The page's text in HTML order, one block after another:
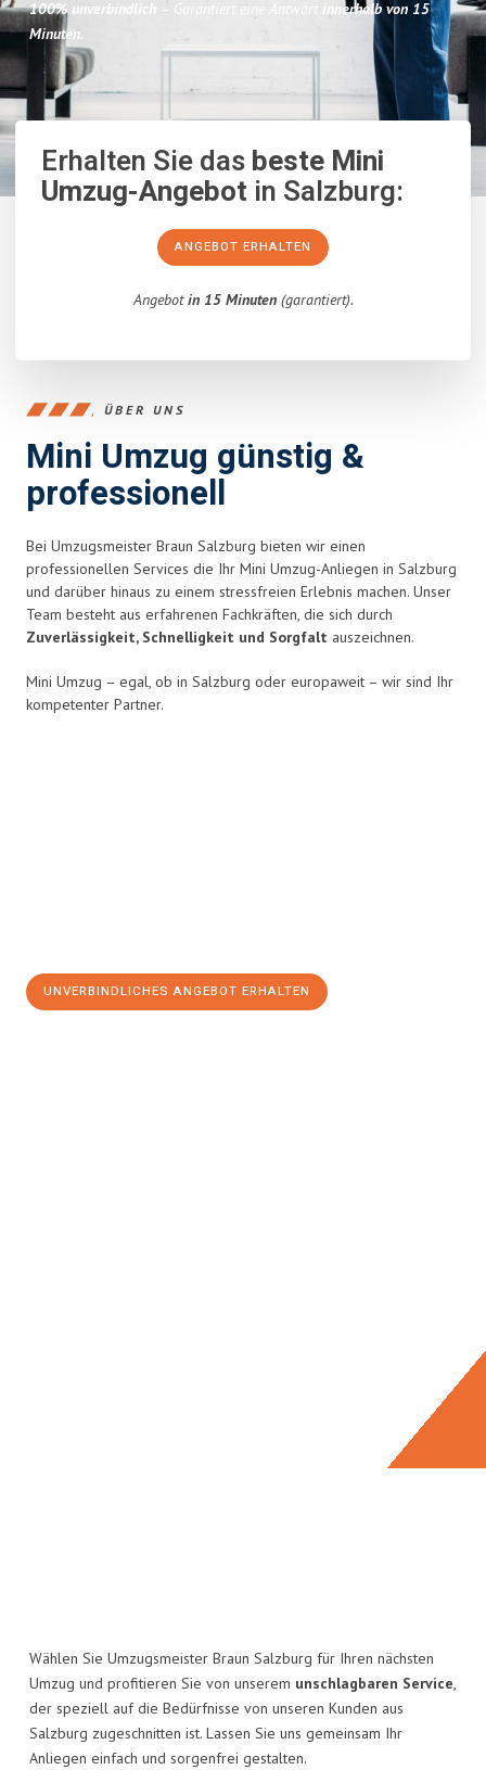
100% unverbindlich – Garantiert eine Antwort innerhalb von 15
Minuten.
Erhalten Sie dasbeste Mini
Umzug-Angebot in Salzburg:
ANGEBOT ERHALTEN
Angebotin 15 Minuten(garantiert).
ÜBER UNS
Mini Umzug günstig &
professionell
Bei Umzugsmeister Braun Salzburg bieten wir einen
professionellen Services die Ihr Mini Umzug-Anliegen in Salzburg
und darüber hinaus zu einem stressfreien Erlebnis machen. Unser
Team besteht aus erfahrenen Fachkräften, die sich durch
Zuverlässigkeit, Schnelligkeit und Sorgfalt auszeichnen.
Mini Umzug – egal, ob in Salzburg oder europaweit – wir sind Ihr
kompetenter Partner.
UNVERBINDLICHES ANGEBOT ERHALTEN
Wählen Sie Umzugsmeister Braun Salzburg für Ihren nächsten
Umzug und profitieren Sie von unserem unschlagbaren Service,
der speziell auf die Bedürfnisse von unseren Kunden aus
Salzburg zugeschnitten ist. Lassen Sie uns gemeinsam Ihr
Anliegen einfach und sorgenfrei gestalten.